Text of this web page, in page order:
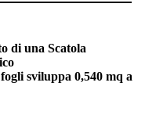
di una Scatola
sviluppa 0,540 mq a